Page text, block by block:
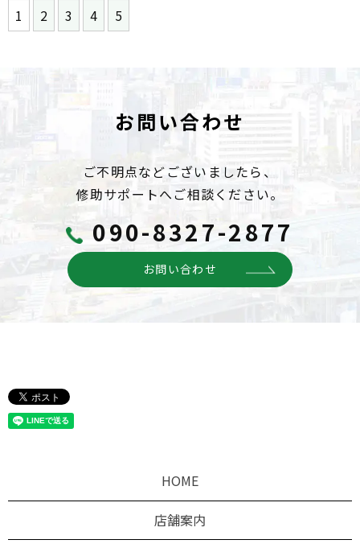
1 2 3 4 5
お問い合わせ
ご不明点などございましたら、
修助サポートへご相談ください。
090-8327-2877
お問い合わせ
HOME
店舗案内